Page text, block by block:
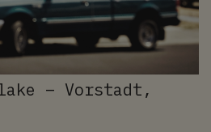
– Vorstadt,